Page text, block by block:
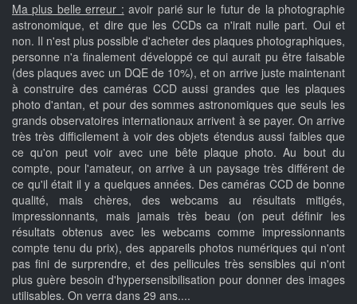
Ma plus belle erreur : avoir parié sur le futur de la photographie
astronomique, et dire que les CCDs ca n'irait nulle part. Oui et
non. Il n'est plus possible d'acheter des plaques photographiques,
personne n'a finalement développé ce qui aurait pu être faisable
(des plaques avec un DQE de 10%), et on arrive juste maintenant
à construire des caméras CCD aussi grandes que les plaques
photo d'antan, et pour des sommes astronomiques que seuls les
grands observatoires internationaux arrivent à se payer. On arrive
très très difficilement à voir des objets étendus aussi faibles que
ce qu'on peut voir avec une bête plaque photo. Au bout du
compte, pour l'amateur, on arrive à un paysage très différent de
ce qu'il était il y a quelques années. Des caméras CCD de bonne
qualité, mais chères, des webcams au résultats mitigés,
impressionnants, mais jamais très beau (on peut définir les
résultats obtenus avec les webcams comme impressionnants
compte tenu du prix), des appareils photos numériques qui n'ont
pas fini de surprendre, et des pellicules très sensibles qui n'ont
plus guère besoin d'hypersensibilisation pour donner des images
utilisables. On verra dans 29 ans....